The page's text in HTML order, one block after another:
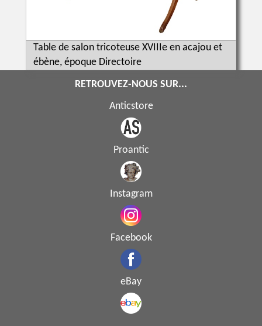
Table de salon tricoteuse XVIIIe en acajou et
ébène, époque Directoire
RETROUVEZ-NOUS SUR...
Anticstore
Proantic
Instagram
Facebook
eBay